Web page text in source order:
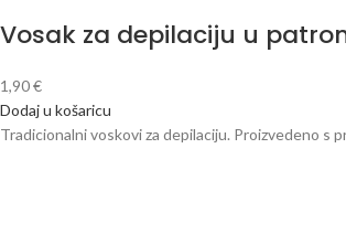
Vosak za depilaciju u
1,90€
Dodaj u košaricu
Tradicionalni voskovi za depilaciju. Proizvedeno s